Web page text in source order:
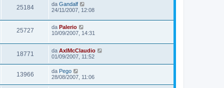
25184 da Gandalf
24/11/2007, 12:08
25727 da Palerio
10/09/2007, 14:31
18771 da AxlMcClaudio
01/09/2007, 11:52
13966 da Pego
28/08/2007, 11:06